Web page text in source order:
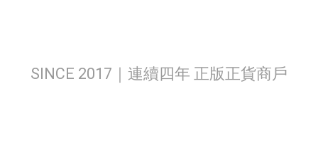
SINCE 2017｜連續四年 正版正貨商戶